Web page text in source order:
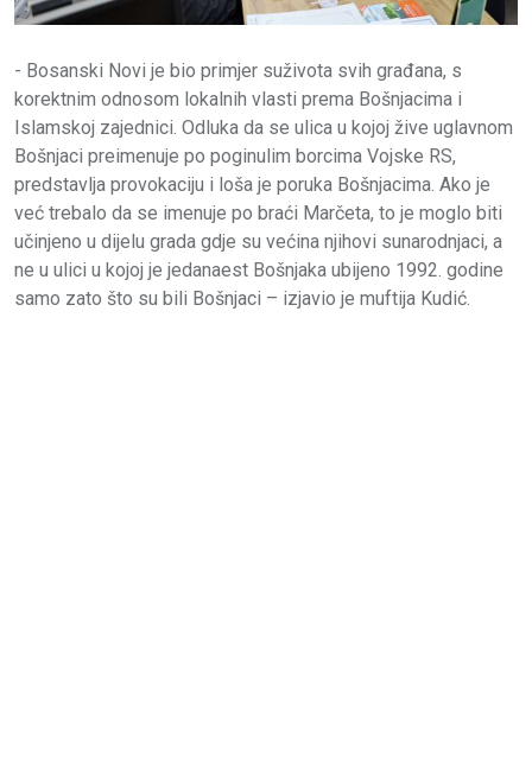
- Bosanski Novi je bio primjer suživota svih građana, s
korektnim odnosom lokalnih vlasti prema Bošnjacima i
Islamskoj zajednici. Odluka da se ulica u kojoj žive uglavnom
Bošnjaci preimenuje po poginulim borcima Vojske RS,
predstavlja provokaciju i loša je poruka Bošnjacima. Ako je
već trebalo da se imenuje po braći Marčeta, to je moglo biti
učinjeno u dijelu grada gdje su većina njihovi sunarodnjaci, a
ne u ulici u kojoj je jedanaest Bošnjaka ubijeno 1992. godine
samo zato što su bili Bošnjaci – izjavio je muftija Kudić.